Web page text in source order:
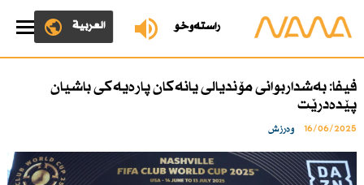
ڕاستەوخۆ العربية
فیفا: بەشداربوانی مۆندیالی یانەكان پارەیەكی باشیان
پێدەدرێت
16/06/2025 وەرزش